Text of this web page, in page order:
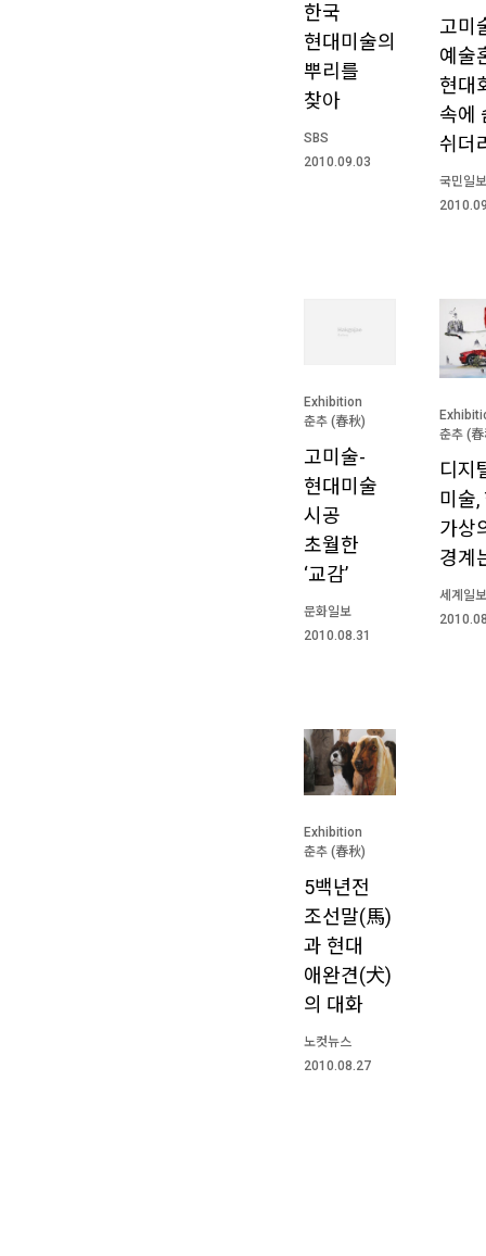
한국
현대미술의
뿌리를
찾아
SBS
2010.09.03
고미
예술
현대
속에
쉬더
국민일보
Exhibition
춘추 (春秋)
고미술-
현대미술
시공
초월한
‘교감’
문화일보
2010.08.31
춘추 (
디지
미술,
가상
경계
세계일보
Exhibition
춘추 (春秋)
5백년전
조선말(馬)
과 현대
애완견(犬)
의 대화
노컷뉴스
2010.08.27